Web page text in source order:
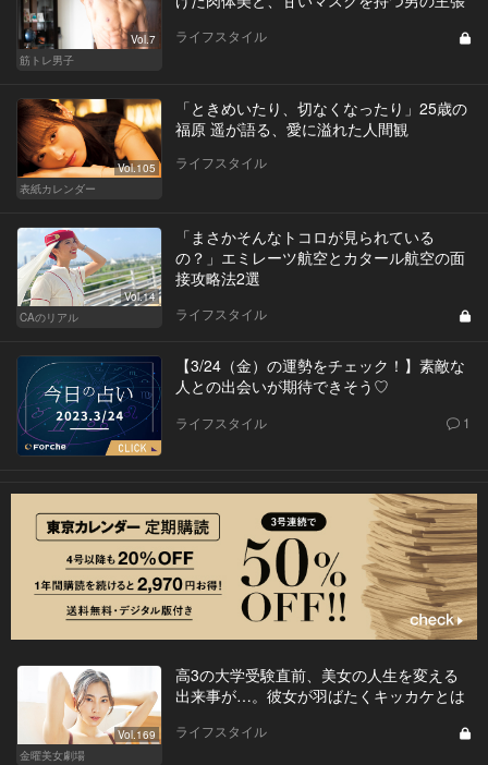
Vol.7
筋トレ男子
ライフスタイル
Vol.105
表紙カレンダー
「ときめいたり、切なくなったり」25歳の
福原 遥が語る、愛に溢れた人間観
ライフスタイル
Vol.14
CAのリアル
「まさかそんなトコロが見られている
の？」エミレーツ航空とカタール航空の面
接攻略法2選
ライフスタイル
【3/24（金）の運勢をチェック！】素敵な
人との出会いが期待できそう♡
ライフスタイル 1
Vol.169
金曜美女劇場
高3の大学受験直前、美女の人生を変える
出来事が…。彼女が羽ばたくキッカケとは
ライフスタイル